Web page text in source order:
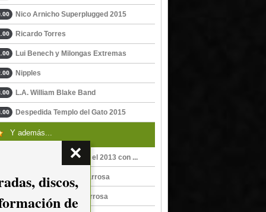
Nico Arnicho Superplugged 2015
Ricardo Torres
Lui Benech y Milongas Extremas
Nipples
L.A. William Blake Band
Despedida Templo del Gato 2015
Y además...
Los Casal despidieron el 2013 con ...
Los Casal en Sala Zitarrosa
Los Casal en Sala Zitarrosa
discos,
de